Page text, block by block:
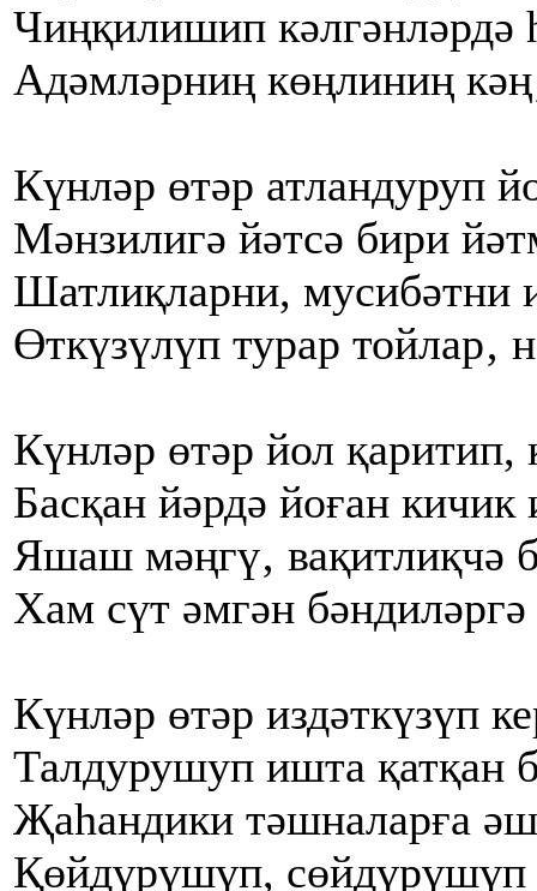
Чиңқилишип кәлгәнләрдә
Адәмләрниң көңлиниң
Күнләр өтәр атландуруп
Мәнзилигә йәтсә бири
Шатлиқларни, мусибәтни
Өткүзүлүп турар тойлар‚
Күнләр өтәр йол қаритип,
Басқан йәрдә йоған кичик
Яшаш мәңгү‚ вақитлиқчә
Хам сүт әмгән
Күнләр өтәр издәткүзүп
Талдурушуп ишта қатқан
Җаһандики тәшналарға
Қөйдүрүшүп, сөйдүрүшүп